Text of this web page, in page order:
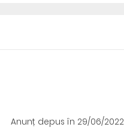
Anunț depus în 29/06/2022